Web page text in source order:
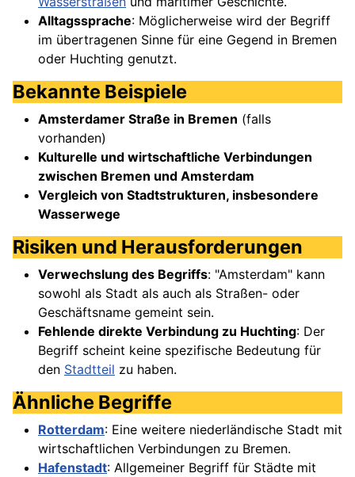
Alltagssprache: Möglicherweise wird der Begriff
im übertragenen Sinne für eine Gegend in Bremen
oder Huchting genutzt.
Bekannte Beispiele
Amsterdamer Straße in Bremen (falls
vorhanden)
Kulturelle und wirtschaftliche Verbindungen
zwischen Bremen und Amsterdam
Vergleich von Stadtstrukturen, insbesondere
Wasserwege
Risiken und Herausforderungen
Verwechslung des Begriffs: "Amsterdam" kann
sowohl als Stadt als auch als Straßen- oder
Geschäftsname gemeint sein.
Fehlende direkte Verbindung zu Huchting: Der
Begriff scheint keine spezifische Bedeutung für
den Stadtteil zu haben.
Ähnliche Begriffe
Rotterdam: Eine weitere niederländische Stadt mit
wirtschaftlichen Verbindungen zu Bremen.
Hafenstadt: Allgemeiner Begriff für Städte mit